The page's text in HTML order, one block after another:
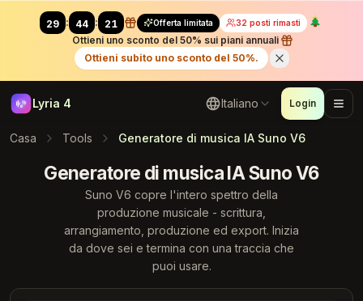
29 : 42 : 87 Offerta limitata 32 posti rimasti
Ottieni uno sconto del 50% sui piani annuali
Ottieni subito uno sconto del 50%.
Lyria 4 Italiano Login
Casa Tools Generatore di musica IA Suno V6
Generatore di musica IA Suno V6
Suno V6 copre l'intero spettro della
produzione musicale - scrittura,
arrangiamento, produzione ed export. Inizia
da dove sei e termina con una traccia che
puoi usare.